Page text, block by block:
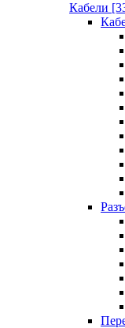
Кабели